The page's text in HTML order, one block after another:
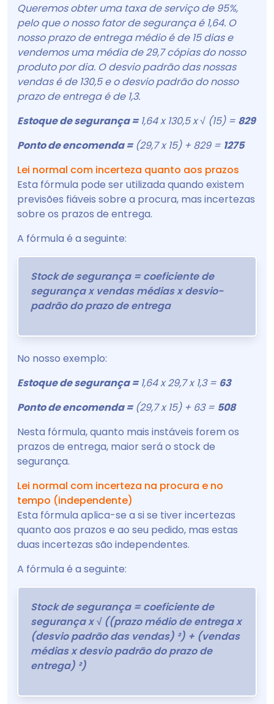
Queremos obter uma taxa de serviço de 95%,
pelo que o nosso fator de segurança é 1,64. O
nosso prazo de entrega médio é de 15 dias e
vendemos uma média de 29,7 cópias do nosso
produto por dia. O desvio padrão das nossas
vendas é de 130,5 e o desvio padrão do nosso
prazo de entrega é de 1,3.
Estoque de segurança =1,64 x 130,5 x √ (15) = 829
Ponto de encomenda =(29,7 x 15) + 829 = 1275
Lei normal com incerteza quanto aos prazos
Esta fórmula pode ser utilizada quando existem
previsões fiáveis sobre a procura, mas incertezas
sobre os prazos de entrega.
A fórmula é a seguinte:
Stock de segurança = coeficiente de
segurança x vendas médias x desvio-
padrão do prazo de entrega
No nosso exemplo:
Estoque de segurança =1,64 x 29,7 x 1,3 = 63
Ponto de encomenda =(29,7 x 15) + 63 = 508
Nesta fórmula, quanto mais instáveis forem os
prazos de entrega, maior será o stock de
segurança.
Lei normal com incerteza na procura e no
tempo (independente)
Esta fórmula aplica-se a si se tiver incertezas
quanto aos prazos e ao seu pedido, mas estas
duas incertezas são independentes.
A fórmula é a seguinte:
Stock de segurança = coeficiente de
segurança x √ ((prazo médio de entrega x
(desvio padrão das vendas) ²) + (vendas
médias x desvio padrão do prazo de
entrega) ²)